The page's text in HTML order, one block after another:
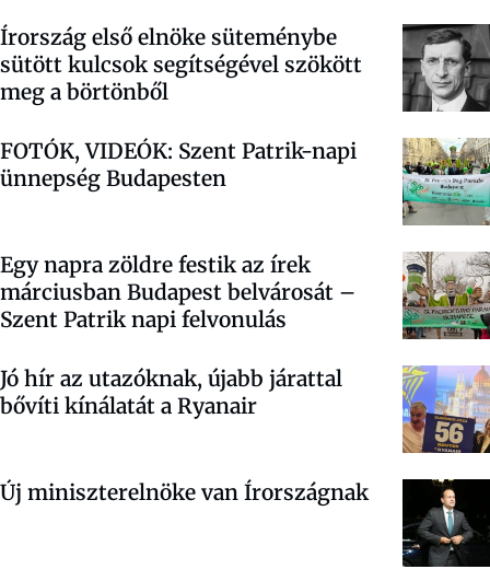
Írország első elnöke süteménybe
sütött kulcsok segítségével szökött
meg a börtönből
FOTÓK, VIDEÓK: Szent Patrik-napi
ünnepség Budapesten
Egy napra zöldre festik az írek
márciusban Budapest belvárosát –
Szent Patrik napi felvonulás
Jó hír az utazóknak, újabb járattal
bővíti kínálatát a Ryanair
Új miniszterelnöke van Írországnak